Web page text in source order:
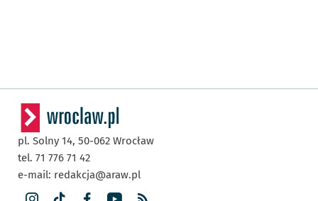
pl. Solny 14, 50-062 Wrocław
tel. 71 776 71 42
e-mail: redakcja@araw.pl